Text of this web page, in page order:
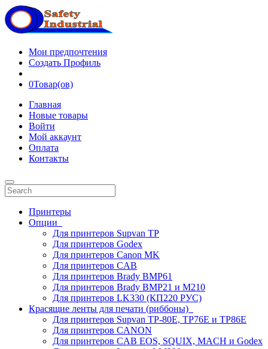
Мои предпочтения
Создать Профиль
0Товар(ов)
Главная
Новые товары
Войти
Мой аккаунт
Оплата
Контакты
Принтеры
Опции
Для принтеров Supvan TP
Для принтеров Godex
Для принтеров Canon MK
Для принтеров CAB
Для принтеров Brady BMP61
Для принтеров Brady BMP21 и M210
Для принтеров LK330 (КП220 РУС)
Красящие ленты для печати (риббоны)
Для принтеров Supvan TP-80E, TP76E и TP86E
Для принтеров CANON
Для принтеров CAB EOS, SQUIX, MACH и Godex